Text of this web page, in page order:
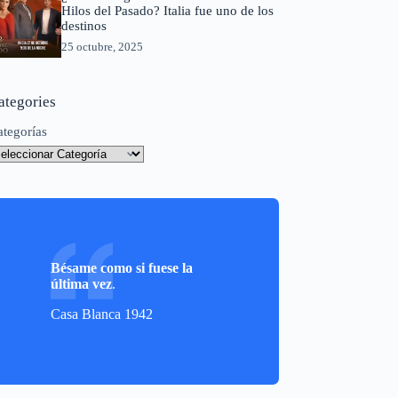
Hilos del Pasado? Italia fue uno de los
destinos
25 octubre, 2025
Bésame como si fuese la
última vez.
Casa Blanca 1942